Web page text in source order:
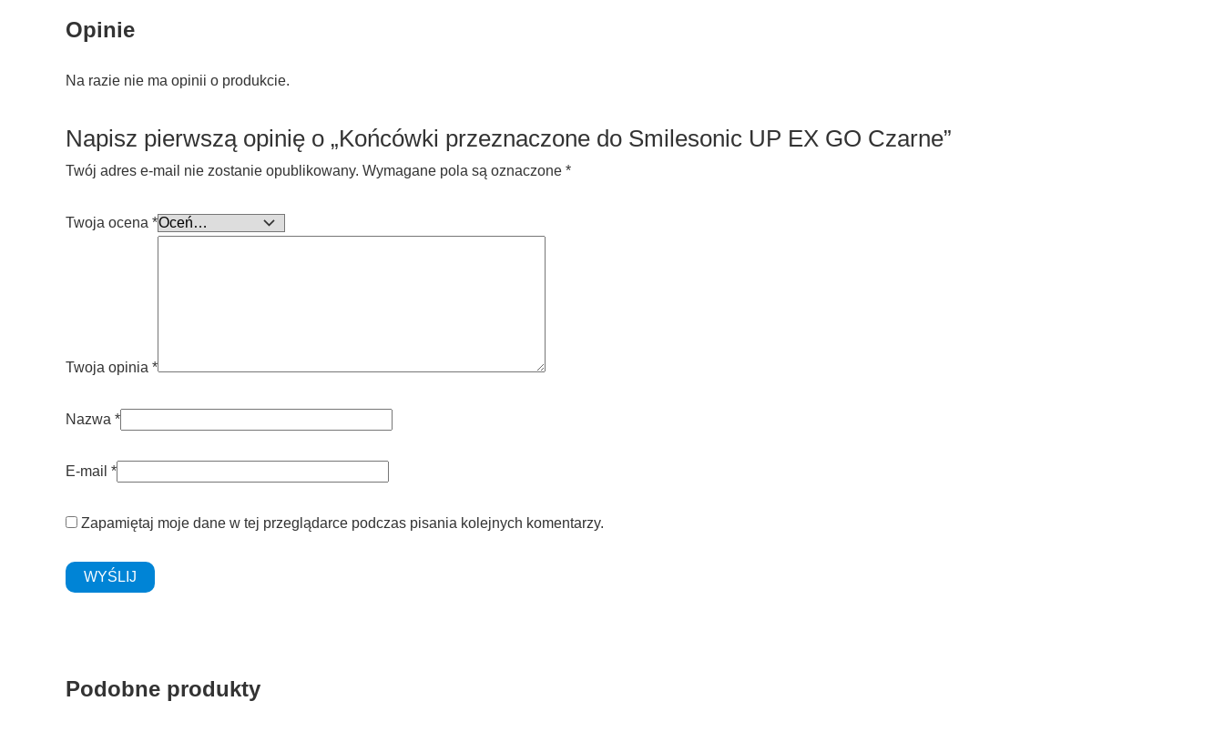
Opinie
Na razie nie ma opinii o produkcie.
Napisz pierwszą opinię o „Końcówki przeznaczone do Smilesonic UP EX GO Czarne”
Twój adres e-mail nie zostanie opublikowany. Wymagane pola są oznaczone *
Twoja ocena *
Twoja opinia *
Nazwa *
E-mail *
Zapamiętaj moje dane w tej przeglądarce podczas pisania kolejnych komentarzy.
Podobne produkty